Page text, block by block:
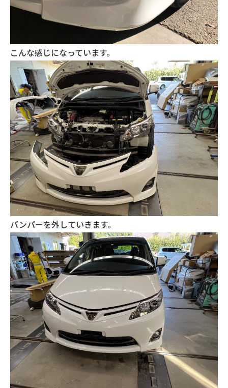
こんな感じになっています。
バンパーを外していきます。